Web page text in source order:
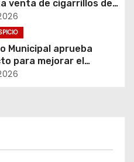
venta de cigarrillos de
y permite
de más de 3 mil
Municipal aprueba
para mejorar el
público del sector El